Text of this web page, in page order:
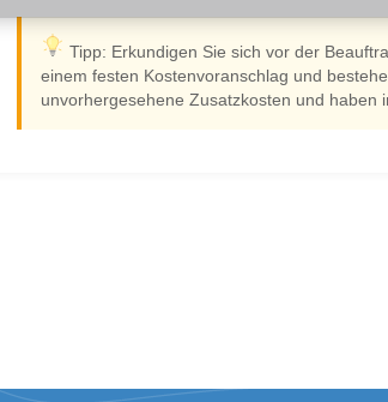
Tipp: Erkundigen Sie sich vor der
einem festen Kostenvoranschlag und
unvorhergesehene Zusatzkosten und haben